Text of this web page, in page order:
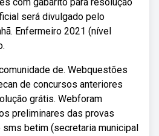
será divulgado pelo
Enfermeiro 2021 (nível
de. Webquestões
de concursos anteriores
grátis. Webforam
preliminares das provas
betim (secretaria municipal